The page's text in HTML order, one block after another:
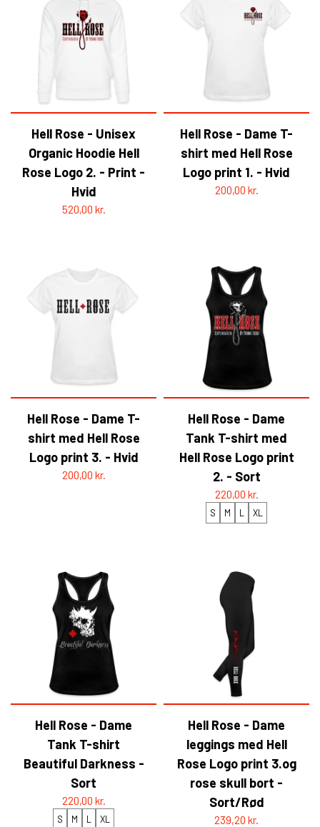
Hell Rose - Unisex
Organic Hoodie Hell
Rose Logo 2. - Print -
Hvid
520,00 kr.
Hell Rose - Dame T-
shirt med Hell Rose
Logo print 1. - Hvid
200,00 kr.
Hell Rose - Dame T-
shirt med Hell Rose
Logo print 3. - Hvid
200,00 kr.
Hell Rose - Dame
Tank T-shirt med
Hell Rose Logo print
2. - Sort
220,00 kr.
S M L XL
Hell Rose - Dame
Tank T-shirt
Beautiful Darkness -
Sort
220,00 kr.
S M L XL
Hell Rose - Dame
leggings med Hell
Rose Logo print 3.og
rose skull bort -
Sort/Rød
239,20 kr.